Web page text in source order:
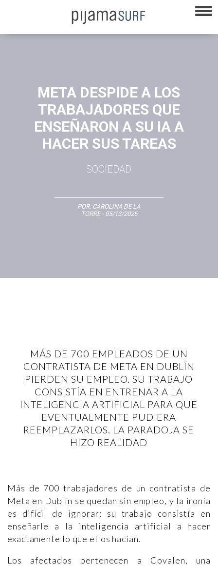
META DESPIDE A LOS
TRABAJADORES QUE
ENSEÑARON A SU IA A
HACER SUS TAREAS
SOCIEDAD
POR: CAROLINA DE LA
TORRE- 05/13/2026
MÁS DE 700 EMPLEADOS DE UN
CONTRATISTA DE META EN DUBLÍN
PIERDEN SU EMPLEO. SU TRABAJO
CONSISTÍA EN ENTRENAR A LA
INTELIGENCIA ARTIFICIAL PARA QUE
EVENTUALMENTE PUDIERA
REEMPLAZARLOS. LA PARADOJA SE
HIZO REALIDAD
Más de 700 trabajadores de un contratista de
Meta en Dublín se quedan sin empleo, y la ironía
es difícil de ignorar: su trabajo consistía en
enseñarle a la inteligencia artificial a hacer
exactamente lo que ellos hacían.
Los afectados pertenecen a Covalen, una